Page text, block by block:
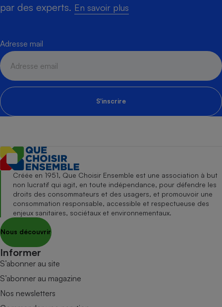
par des experts. En savoir plus
Adresse mail
S'inscrire
Créée en 1951, Que Choisir Ensemble est une association à but
non lucratif qui agit, en toute indépendance, pour défendre les
droits des consommateurs et des usagers, et promouvoir une
consommation responsable, accessible et respectueuse des
enjeux sanitaires, sociétaux et environnementaux.
Nous découvrir
Informer
S’abonner au site
S’abonner au magazine
Nos newsletters